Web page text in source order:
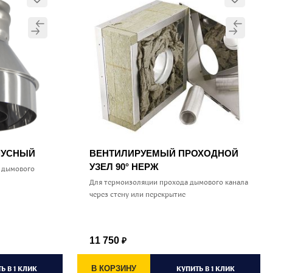
дымового
В 1 КЛИК
ВЕНТИЛИРУЕМЫЙ ПРОХОДНОЙ
УЗЕЛ 90° НЕРЖ
Для термоизоляции прохода дымового канала
через стену или перекрытие
11 750 ₽
В КОРЗИНУ КУПИТЬ В 1 КЛИК